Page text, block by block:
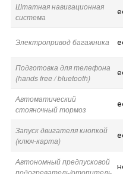
Штатная навигационная
система
Электропривод багажника
Подготовка для телефона
(hands free / bluetooth)
Автоматический
стояночный тормоз
Запуск двигателя кнопкой
(ключ-карта)
Автономный предпусковой
подогреватель/отопитель